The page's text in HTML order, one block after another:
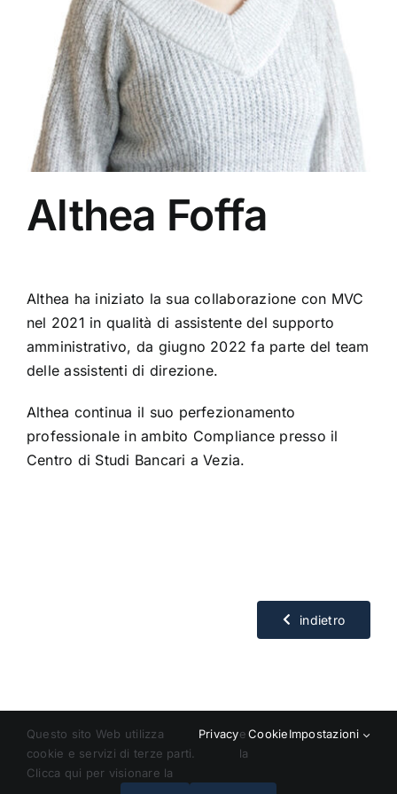
Fidleg
Contatti
Althea Foffa
Althea ha iniziato la sua collaborazione con MVC
nel 2021 in qualità di assistente del supporto
amministrativo, da giugno 2022 fa parte del team
delle assistenti di direzione.
Althea continua il suo perfezionamento
professionale in ambito Compliance presso il
Centro di Studi Bancari a Vezia.
indietro
© Copyright 2018 – 2024 | All Rights Reserved | Powered
Questo sito Web utilizza
cookie e servizi di terze parti.
Clicca qui per visionare la
Privacye
la
CookieImpostazioni